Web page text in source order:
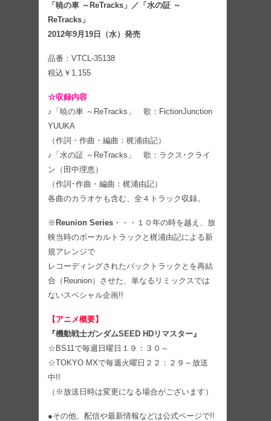
「暁の車 ～ReTracks」／「水の証 ～
ReTracks」
2012年9月19日（水）発売
品番：VTCL-35138
税込￥1,155
☆収録内容
♪「暁の車 ～ReTracks」 歌：FictionJunction
YUUKA
（作詞・作曲・編曲：梶浦由記）
♪「水の証 ～ReTracks」 歌：ラクス･クライ
ン（田中理恵）
（作詞･作曲・編曲：梶浦由記）
各曲のカラオケも含む、全４トラック収録。
※ Reunion Series ・・・１０年の時を越え、放
映当時のボーカルトラックと梶浦由記による新
規アレンジで
レコーディングされたバックトラックとを再結
合（Reunion）させた、単なるリミックスでは
ないスペシャル企画!!
【アニメ概要】
『機動戦士ガンダムSEED HDリマスター』
☆BS11で毎週日曜日１９：３０～
☆TOKYO MXで毎週火曜日２２：２９～放送
中!!
（※放送日時は変更になる場合がございます）
●その他、配信や最新情報などは公式ページで!!